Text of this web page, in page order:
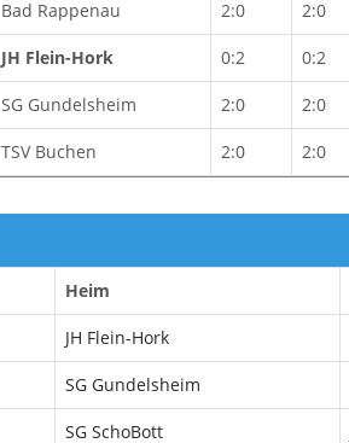
Bad Rappenau 2:0 2:0
JH Flein-Hork 0:2 0:2
SG Gundelsheim 2:0 2:0
TSV Buchen 2:0 2:0
Heim
JH Flein-Hork
SG Gundelsheim
SG SchoBott